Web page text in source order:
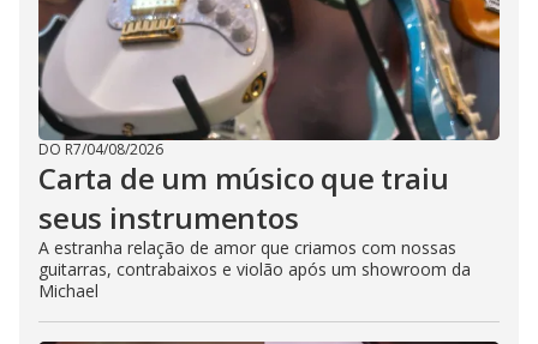
DO R7/04/08/2026
Carta de um músico que traiu
seus instrumentos
A estranha relação de amor que criamos com nossas
guitarras, contrabaixos e violão após um showroom da
Michael